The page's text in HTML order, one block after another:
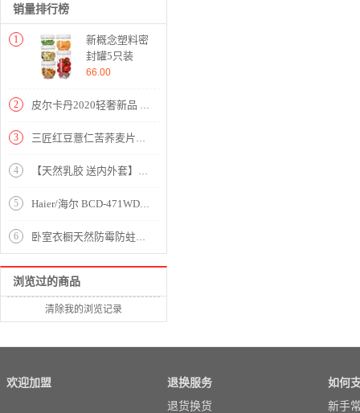
销量排行榜
1
新概念塑料密
封罐5只装
【塑料/透
66.00
2 皮尔卡丹2020轻奢新品 针冰丝薄款衫男装针织衫开衫外套潮2020夏季凉爽透气纯色防晒衣织 卡其色 XXL
3 三匠红豆薏仁苦荞麦片（0糖0脂）400g
4 【天然乳胶 送内外套】舒适Q弹学生乳胶枕【天然乳胶/学生波浪枕】
5 Haier/海尔 BCD-471WDCD十字对开四门变频风冷大容量超薄冰箱家用【彩晶玻璃/粉晶纯色】
6 卧室衣橱天然防霉防蛀香樟木条20条装
浏览过的商品
清除我的浏览记录
欢迎加盟
退换服务
退货换货
如何
新手